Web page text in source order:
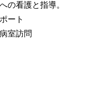
の看護と指導。
ート
室訪問